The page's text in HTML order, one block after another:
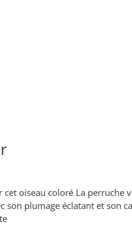
oiseau coloré La
son plumage éclatant et son